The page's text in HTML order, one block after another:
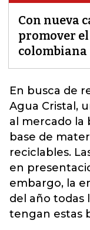
Con nueva
promover
colombiana
En busca de
Agua Cristal,
al mercado la
base de
reciclables.
en
embargo, la
del año todas
tengan estas